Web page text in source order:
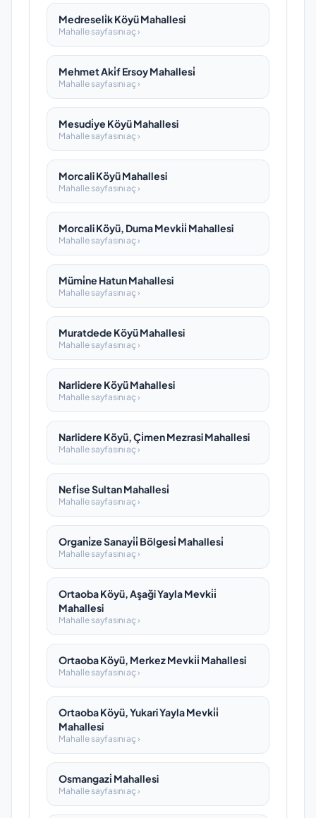
Medreseli̇k Köyü Mahallesi
Mahalle sayfasını aç ›
Mehmet Aki̇f Ersoy Mahallesi̇
Mahalle sayfasını aç ›
Mesudi̇ye Köyü Mahallesi
Mahalle sayfasını aç ›
Morcali Köyü Mahallesi
Mahalle sayfasını aç ›
Morcali Köyü, Duma Mevki̇i̇ Mahallesi
Mahalle sayfasını aç ›
Mümi̇ne Hatun Mahallesi
Mahalle sayfasını aç ›
Muratdede Köyü Mahallesi
Mahalle sayfasını aç ›
Narlidere Köyü Mahallesi
Mahalle sayfasını aç ›
Narlidere Köyü, Çi̇men Mezrasi Mahallesi
Mahalle sayfasını aç ›
Nefi̇se Sultan Mahallesi̇
Mahalle sayfasını aç ›
Organi̇ze Sanayi̇i̇ Bölgesi̇ Mahallesi̇
Mahalle sayfasını aç ›
Ortaoba Köyü, Aşaği Yayla Mevki̇i̇
Mahallesi
Mahalle sayfasını aç ›
Ortaoba Köyü, Merkez Mevki̇i̇ Mahallesi
Mahalle sayfasını aç ›
Ortaoba Köyü, Yukari Yayla Mevki̇i̇
Mahallesi
Mahalle sayfasını aç ›
Osmangazi̇ Mahallesi
Mahalle sayfasını aç ›